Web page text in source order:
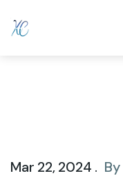
Mar 22, 2024 . By